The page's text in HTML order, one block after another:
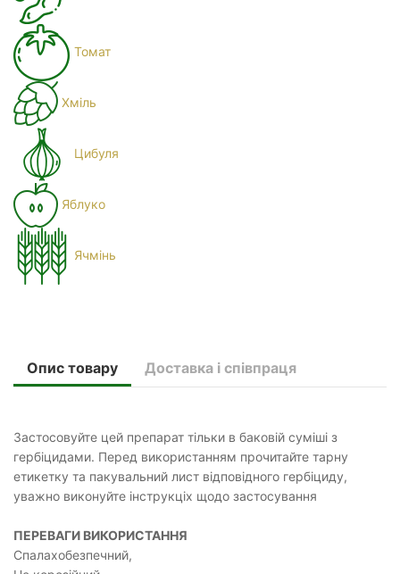
Томат
Хміль
Цибуля
Яблуко
Ячмінь
Опис товару Доставка і співпраця
Застосовуйте цей препарат тільки в баковій суміші з
гербіцидами. Перед використанням прочитайте тарну
етикетку та пакувальний лист відповідного гербіциду,
уважно виконуйте інструкціх щодо застосування
ПЕРЕВАГИ ВИКОРИСТАННЯ
Спалахобезпечний,